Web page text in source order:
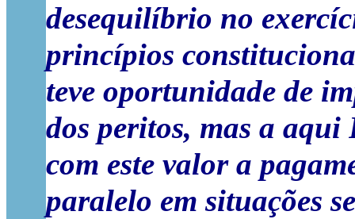
desequilíbrio no
princípios
teve oportunidade de
dos peritos, mas a aqui
com este valor a
paralelo em situações